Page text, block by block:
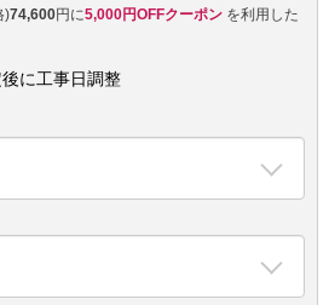
)74,600円に5,000円OFFクーポンを利用した
に工事日調整